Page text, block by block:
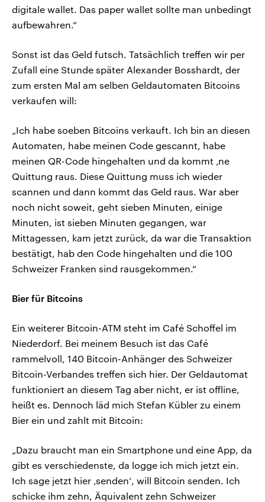
digitale wallet. Das paper wallet sollte man unbedingt
aufbewahren.“
Sonst ist das Geld futsch. Tatsächlich treffen wir per
Zufall eine Stunde später Alexander Bosshardt, der
zum ersten Mal am selben Geldautomaten Bitcoins
verkaufen will:
„Ich habe soeben Bitcoins verkauft. Ich bin an diesen
Automaten, habe meinen Code gescannt, habe
meinen QR-Code hingehalten und da kommt ‚ne
Quittung raus. Diese Quittung muss ich wieder
scannen und dann kommt das Geld raus. War aber
noch nicht soweit, geht sieben Minuten, einige
Minuten, ist sieben Minuten gegangen, war
Mittagessen, kam jetzt zurück, da war die Transaktion
bestätigt, hab den Code hingehalten und die 100
Schweizer Franken sind rausgekommen.“
Bier für Bitcoins
Ein weiterer Bitcoin-ATM steht im Café Schoffel im
Niederdorf. Bei meinem Besuch ist das Café
rammelvoll, 140 Bitcoin-Anhänger des Schweizer
Bitcoin-Verbandes treffen sich hier. Der Geldautomat
funktioniert an diesem Tag aber nicht, er ist offline,
heißt es. Dennoch läd mich Stefan Kübler zu einem
Bier ein und zahlt mit Bitcoin:
„Dazu braucht man ein Smartphone und eine App, da
gibt es verschiedenste, da logge ich mich jetzt ein.
Ich sage jetzt hier ‚senden‘, will Bitcoin senden. Ich
schicke ihm zehn, Äquivalent zehn Schweizer